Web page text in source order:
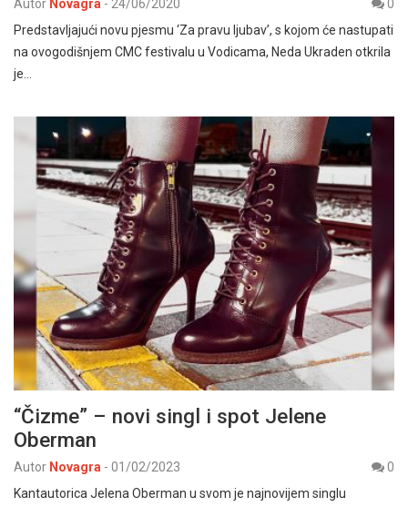
Autor Novagra - 24/06/2020
0
Predstavljajući novu pjesmu ‘Za pravu ljubav’, s kojom će nastupati
na ovogodišnjem CMC festivalu u Vodicama, Neda Ukraden otkrila
je…
“Čizme” – novi singl i spot Jelene
Oberman
Autor Novagra - 01/02/2023
0
Kantautorica Jelena Oberman u svom je najnovijem singlu